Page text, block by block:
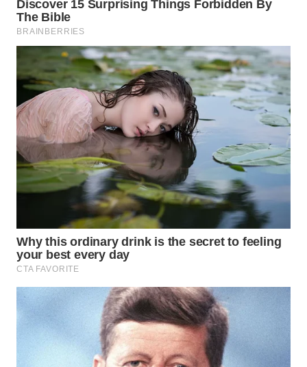
WAHANA
TANI
WAHANA
ADVOKAT
WAHANA
INFRASTRUKTUR
WAHANA
KONSUMEN
WAHANA
LISTRIK